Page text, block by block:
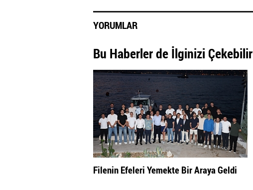
YORUMLAR
Bu Haberler de İlginizi Çekebilir
Filenin Efeleri Yemekte Bir Araya Geldi